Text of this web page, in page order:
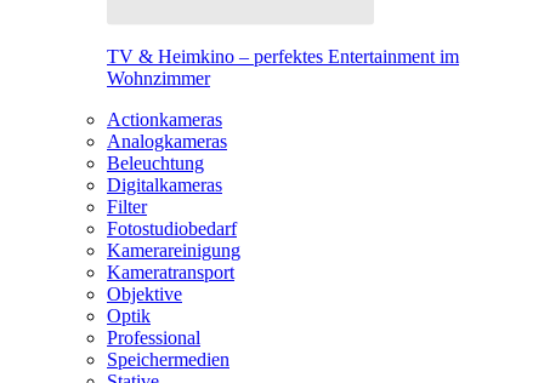
TV & Heimkino – perfektes Entertainment im
Wohnzimmer
Actionkameras
Analogkameras
Beleuchtung
Digitalkameras
Filter
Fotostudiobedarf
Kamerareinigung
Kameratransport
Objektive
Optik
Professional
Speichermedien